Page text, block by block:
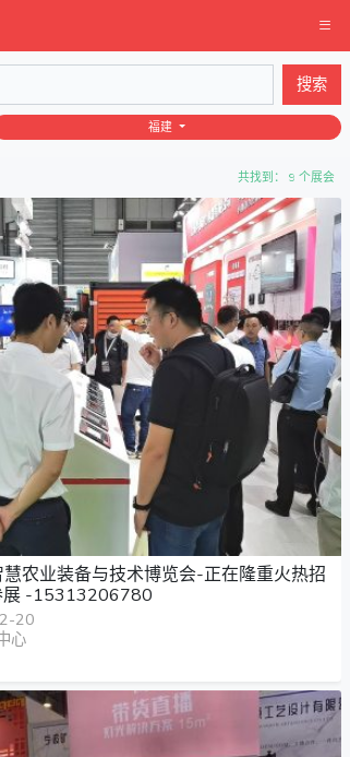
搜索
福建
共找到： 9 个展会
农业装备与技术博览会-正在隆重火热招
展 -15313206780
20
心